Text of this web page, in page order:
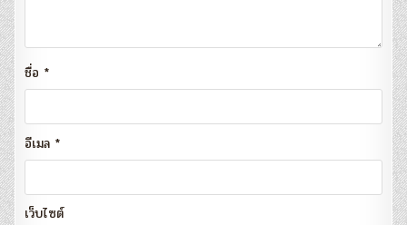
ชื่อ *
อีเมล *
เว็บไซต์